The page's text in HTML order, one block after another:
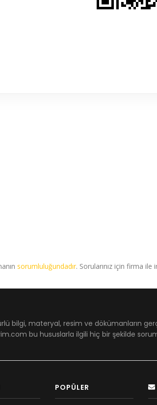
sorumluluğundadır. Sorularınız için firma
bilgi, materyal, resim ve dökümanların
bu hususlarla ilgili hiç bir şekilde
POPÜLER